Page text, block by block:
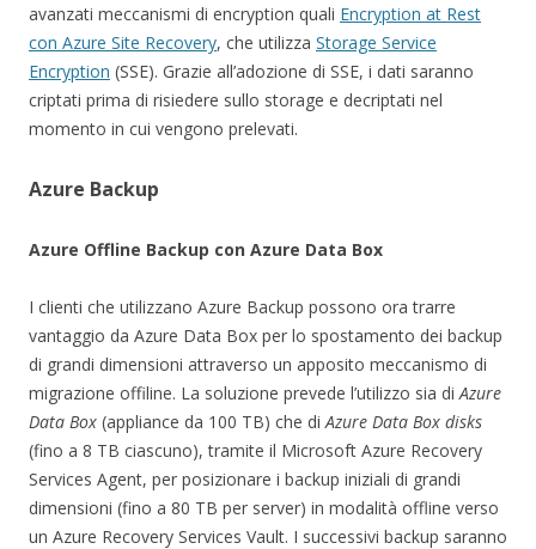
avanzati meccanismi di encryption quali Encryption at Rest
con Azure Site Recovery, che utilizza Storage Service
Encryption (SSE). Grazie all’adozione di SSE, i dati saranno
criptati prima di risiedere sullo storage e decriptati nel
momento in cui vengono prelevati.
Azure Backup
Azure Offline Backup con Azure Data Box
I clienti che utilizzano Azure Backup possono ora trarre
vantaggio da Azure Data Box per lo spostamento dei backup
di grandi dimensioni attraverso un apposito meccanismo di
migrazione offiline. La soluzione prevede l’utilizzo sia diAzure
Data Box (appliance da 100 TB) che diAzure Data Box disks
(fino a 8 TB ciascuno), tramite il Microsoft Azure Recovery
Services Agent, per posizionare i backup iniziali di grandi
dimensioni (fino a 80 TB per server) in modalità offline verso
un Azure Recovery Services Vault. I successivi backup saranno